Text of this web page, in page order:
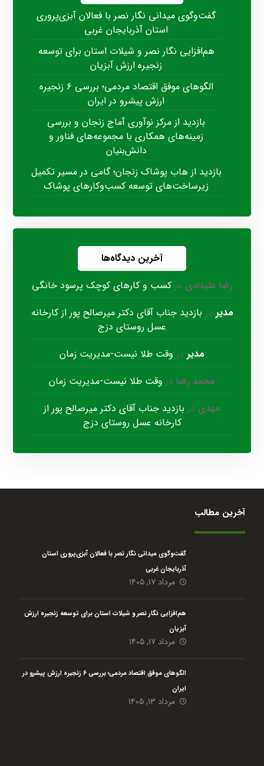
گفت‌وگوی میدانی نگار نصر با فعالان آبزی‌پروری
استان آذربایجان غربی
هم‌افزایی نگار نصر و شیلات استان برای توسعه
زنجیره ارزش آبزیان
الگوهای موفق اقتصاد مردمی؛ بررسی ۶ زنجیره
ارزش پیشرو در ایران
بازدید از مرکز نوآوری آماج زنجان و بررسی
زمینه‌های همکاری با مجموعه‌های فناور و
دانش‌بنیان
بازدید از هاب پوشاک زنجان؛ گامی در مسیر تکمیل
زیرساخت‌های توسعه کسب‌وکارهای پوشاک
آخرین دیدگاه‌ها
رضا علیدادی در کسب و کارهای کوچک پرسود خانگی
مدیر در بازدید جناب آقای دکتر میرصالح پور از کارخانه
عسل روستای دزج
مدیر در وقت طلا نیست-مدیریت زمان
محمد رضا در وقت طلا نیست-مدیریت زمان
مهدی در بازدید جناب آقای دکتر میرصالح پور از
کارخانه عسل روستای دزج
آخرین مطالب
گفت‌وگوی میدانی نگار نصر با فعالان آبزی‌پروری استان
آذربایجان غربی
مرداد ۱۷, ۱۴۰۵
هم‌افزایی نگار نصر و شیلات استان برای توسعه زنجیره ارزش
آبزیان
مرداد ۱۷, ۱۴۰۵
الگوهای موفق اقتصاد مردمی؛ بررسی ۶ زنجیره ارزش پیشرو در
ایران
مرداد ۱۳, ۱۴۰۵